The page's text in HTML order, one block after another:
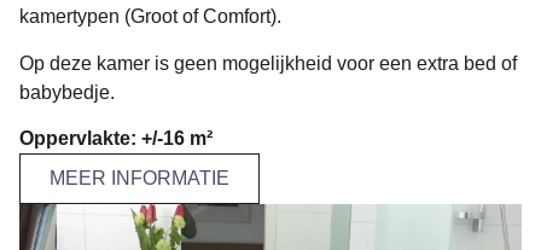
kamertypen (Groot of Comfort).
Op deze kamer is geen mogelijkheid voor een extra bed of
babybedje.
Oppervlakte: +/-16 m²
MEER INFORMATIE